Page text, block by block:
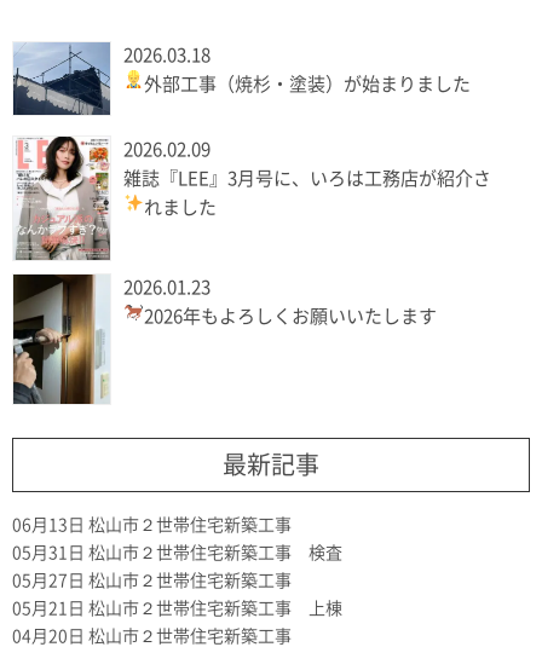
2026.03.18
外部工事（焼杉・塗装）が始まりました
2026.02.09
雑誌『LEE』3月号に、いろは工務店が紹介さ
れました
2026.01.23
2026年もよろしくお願いいたします
最新記事
06月13日 松山市２世帯住宅新築工事
05月31日 松山市２世帯住宅新築工事 検査
05月27日 松山市２世帯住宅新築工事
05月21日 松山市２世帯住宅新築工事 上棟
04月20日 松山市２世帯住宅新築工事